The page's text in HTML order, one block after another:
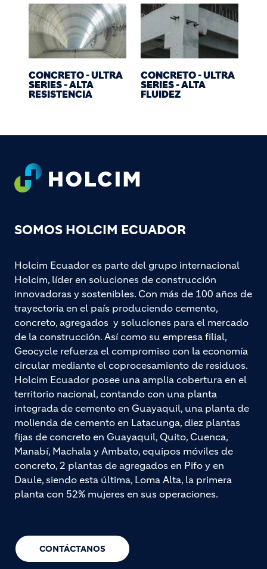
CONCRETO - ULTRA
SERIES - ALTA
RESISTENCIA
CONCRETO - ULTRA
SERIES - ALTA
FLUIDEZ
Footer
SOMOS HOLCIM ECUADOR
CONTÁCTANOS
Holcim Ecuador es parte del grupo internacional
Holcim, líder en soluciones de construcción
innovadoras y sostenibles. Con más de 100 años de
trayectoria en el país produciendo cemento,
concreto, agregados y soluciones para el mercado
de la construcción. Así como su empresa filial,
Geocycle refuerza el compromiso con la economía
circular mediante el coprocesamiento de residuos.
Holcim Ecuador posee una amplia cobertura en el
territorio nacional, contando con una planta
integrada de cemento en Guayaquil, una planta de
molienda de cemento en Latacunga, diez plantas
fijas de concreto en Guayaquil, Quito, Cuenca,
Manabí, Machala y Ambato, equipos móviles de
concreto, 2 plantas de agregados en Pifo y en
Daule, siendo esta última, Loma Alta, la primera
planta con 52% mujeres en sus operaciones.